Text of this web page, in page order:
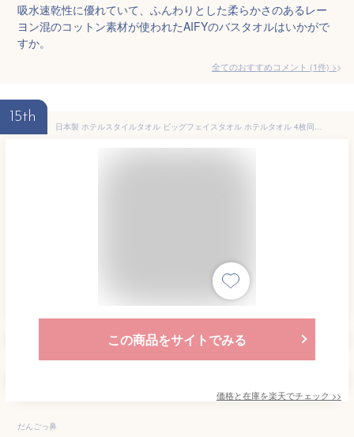
吸水速乾性に優れていて、ふんわりとした柔らかさのあるレー
ヨン混のコットン素材が使われたAIFYのバスタオルはいかがで
すか。
全てのおすすめコメント (1件) >
15th
日本製 ホテルスタイルタオル ビッグフェイスタオル ホテルタオル 4枚同色セット 約60×100cm タオル フェイスタオル バスタオル 厚手 ギフト プレゼント セット まとめ買い 速乾 超吸水 極吸水 吸水性 マイクロファイバー ブラック クリーム 部屋干し 新生活 無地 送料無料
この商品をサイトでみる
価格と在庫を楽天でチェック >>
だんごっ鼻